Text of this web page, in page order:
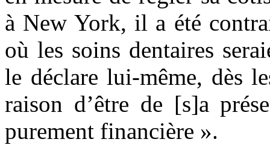
à New York, il a été
où les soins dentaires
le déclare lui-même, dès
raison d’être de [s]a
purement financière ».